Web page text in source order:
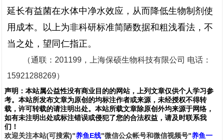
延长有益菌在水体中净水效应，从而降低生物制剂使
用成本。以上为非科研标准简陋数据和粗浅看法，不
当之处，望同仁指正。
（通联：201199，上海保硕生物科技有限公司 电话：
15921288269）
声明： 本站属公益性没有商业目的的网站，上列文章仅供个人学习参
考。本站所发布文章为原创的均标注作者或来源，未经授权不得转
载，许可转载的请注明出处。本站所载文章除原创外均来源于网络，
如有未注明出处或标注错误或侵犯了您的合法权益，请及时联系我
们 ！
欢迎关注本站(可搜索)"养鱼E线"微信公众帐号和微信视频号"养鱼一